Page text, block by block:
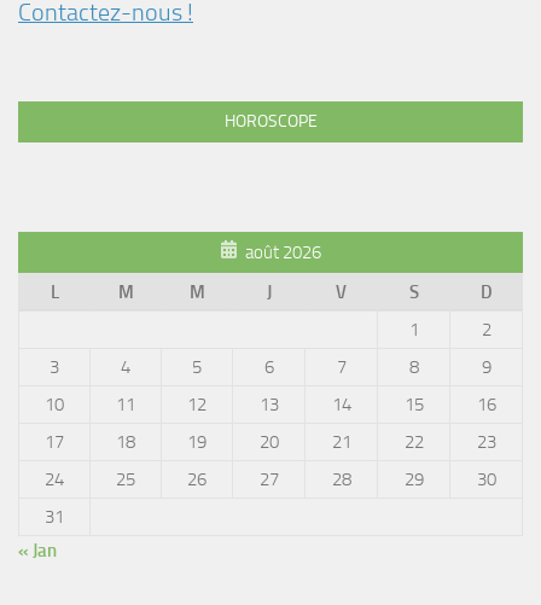
Contactez-nous !
HOROSCOPE
août 2026
L
M M J V S
D
1
2
3
4 5 6 7 8
9
10
11 12 13 14 15
16
17
18 19 20 21 22
23
24
25 26 27 28 29
30
31
« Jan